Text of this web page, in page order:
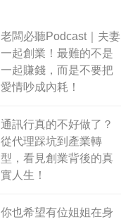
老闆必聽Podcast｜夫妻
一起創業！最難的不是
一起賺錢，而是不要把
愛情吵成內耗！
通訊行真的不好做了？
從代理踩坑到產業轉
型，看見創業背後的真
實人生！
你也希望有位姐姐在身